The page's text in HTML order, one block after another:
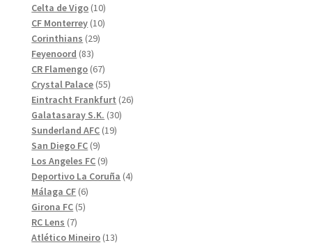
Celta de Vigo 1010
produkter
CF Monterrey 1010
Corinthians 2929
Feyenoord 8383
produkter
CR Flamengo 6767
produkter
Crystal Palace 5555
produkter
Eintracht Frankfurt 2626
Galatasaray S.K. 3030
Sunderland AFC 1919
San Diego FC 99
produkter
Los Angeles FC 99
produkter
Deportivo La Coruña 44
Málaga CF 66
Girona FC 55
RC Lens 77
produkter
Atlético Mineiro 1313